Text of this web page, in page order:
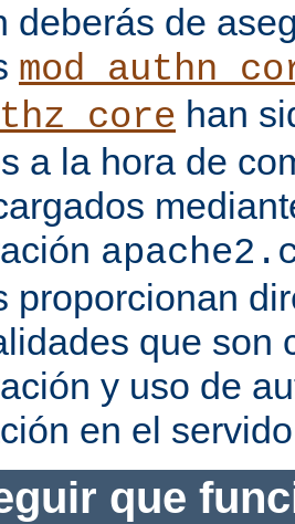
deberás de
han
a la hora de
proporcionan
que son
y uso de
en el
que